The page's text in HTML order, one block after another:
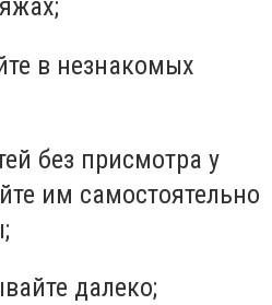
в незнакомых
без присмотра у
им самостоятельно
далеко;